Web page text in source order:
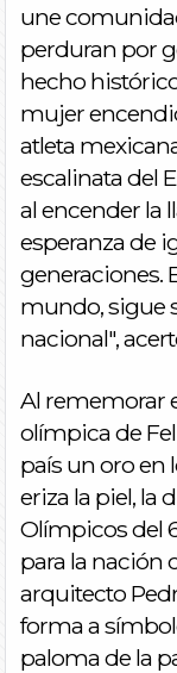
une
perduran por
hecho
mujer
atleta
escalinata del
al encender la
esperanza de
generaciones.
mundo, sigue
nacional",
Al rememorar
olímpica de
país un oro en
eriza la piel, la
Olímpicos del
para la nación
arquitecto
forma a
paloma de la